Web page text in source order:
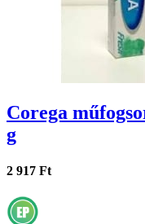
Corega
g
2 917 Ft